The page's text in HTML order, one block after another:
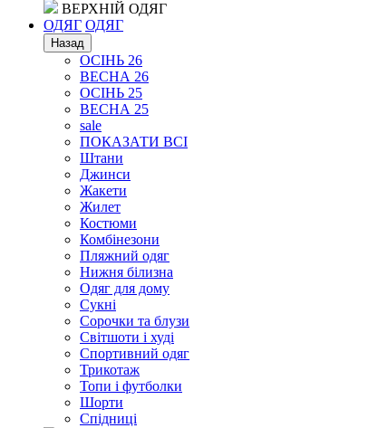
ВЕРХНІЙ ОДЯГ
ОДЯГ ОДЯГ
Назад
ОСІНЬ 26
ВЕСНА 26
ОСІНЬ 25
ВЕСНА 25
sale
ПОКАЗАТИ ВСІ
Штани
Джинси
Жакети
Жилет
Костюми
Комбінезони
Пляжний одяг
Нижня білизна
Одяг для дому
Сукні
Сорочки та блузи
Світшоти і худі
Спортивний одяг
Трикотаж
Топи і футболки
Шорти
Спідниці